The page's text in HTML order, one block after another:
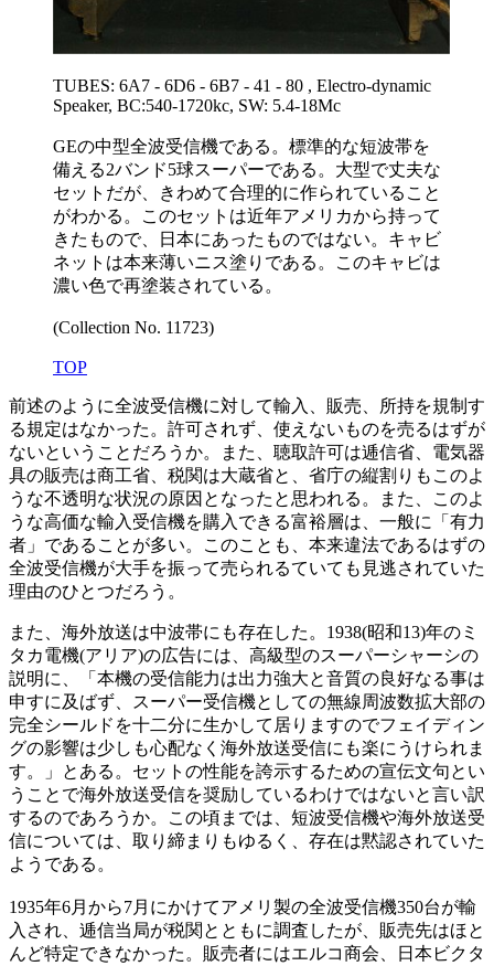
TUBES: 6A7 - 6D6 - 6B7 - 41 - 80 , Electro-dynamic
Speaker, BC:540-1720kc, SW: 5.4-18Mc
GEの中型全波受信機である。標準的な短波帯を
備える2バンド5球スーパーである。大型で丈夫な
セットだが、きわめて合理的に作られていること
がわかる。このセットは近年アメリカから持って
きたもので、日本にあったものではない。キャビ
ネットは本来薄いニス塗りである。このキャビは
濃い色で再塗装されている。
(Collection No. 11723)
TOP
前述のように全波受信機に対して輸入、販売、所持を規制す
る規定はなかった。許可されず、使えないものを売るはずが
ないということだろうか。また、聴取許可は逓信省、電気器
具の販売は商工省、税関は大蔵省と、省庁の縦割りもこのよ
うな不透明な状況の原因となったと思われる。また、このよ
うな高価な輸入受信機を購入できる富裕層は、一般に「有力
者」であることが多い。このことも、本来違法であるはずの
全波受信機が大手を振って売られるていても見逃されていた
理由のひとつだろう。
また、海外放送は中波帯にも存在した。1938(昭和13)年のミ
タカ電機(アリア)の広告には、高級型のスーパーシャーシの
説明に、「本機の受信能力は出力強大と音質の良好なる事は
申すに及ばず、スーパー受信機としての無線周波数拡大部の
完全シールドを十二分に生かして居りますのでフェイディン
グの影響は少しも心配なく海外放送受信にも楽にうけられま
す。」とある。セットの性能を誇示するための宣伝文句とい
うことで海外放送受信を奨励しているわけではないと言い訳
するのであろうか。この頃までは、短波受信機や海外放送受
信については、取り締まりもゆるく、存在は黙認されていた
ようである。
1935年6月から7月にかけてアメリ製の全波受信機350台が輸
入され、逓信当局が税関とともに調査したが、販売先はほと
んど特定できなかった。販売者にはエルコ商会、日本ビクタ